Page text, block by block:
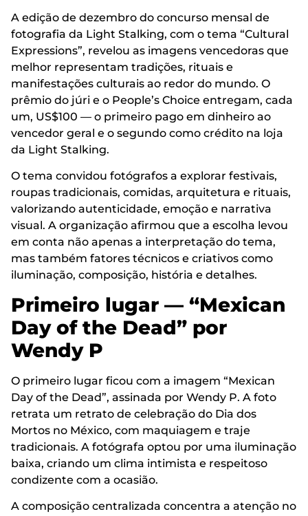
A edição de dezembro do concurso mensal de
fotografia da Light Stalking, com o tema “Cultural
Expressions”, revelou as imagens vencedoras que
melhor representam tradições, rituais e
manifestações culturais ao redor do mundo. O
prêmio do júri e o People’s Choice entregam, cada
um, US$100 — o primeiro pago em dinheiro ao
vencedor geral e o segundo como crédito na loja
da Light Stalking.
O tema convidou fotógrafos a explorar festivais,
roupas tradicionais, comidas, arquitetura e rituais,
valorizando autenticidade, emoção e narrativa
visual. A organização afirmou que a escolha levou
em conta não apenas a interpretação do tema,
mas também fatores técnicos e criativos como
iluminação, composição, história e detalhes.
Primeiro lugar — “Mexican
Day of the Dead” por
Wendy P
O primeiro lugar ficou com a imagem “Mexican
Day of the Dead”, assinada por Wendy P. A foto
retrata um retrato de celebração do Dia dos
Mortos no México, com maquiagem e traje
tradicionais. A fotógrafa optou por uma iluminação
baixa, criando um clima intimista e respeitoso
condizente com a ocasião.
A composição centralizada concentra a atenção no